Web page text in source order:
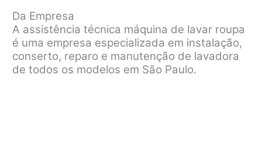
Da Empresa
A assistência técnica máquina de lavar roupa
é uma empresa especializada em instalação,
conserto, reparo e manutenção de lavadora
de todos os modelos em São Paulo.